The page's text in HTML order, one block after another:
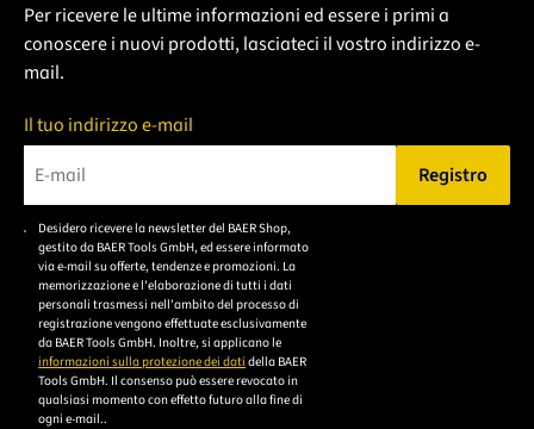
Per ricevere le ultime informazioni ed essere i primi a
conoscere i nuovi prodotti, lasciateci il vostro indirizzo e-
mail.
Il tuo indirizzo e-mail
Bitte geben Sie eine gültige E-Mail-Adresse ein.
Registro
Desidero ricevere la newsletter del BAER Shop,
gestito da BAER Tools GmbH, ed essere informato
via e-mail su offerte, tendenze e promozioni. La
memorizzazione e l'elaborazione di tutti i dati
personali trasmessi nell'ambito del processo di
registrazione vengono effettuate esclusivamente
da BAER Tools GmbH. Inoltre, si applicano le
informazioni sulla protezione dei dati della BAER
Tools GmbH. Il consenso può essere revocato in
qualsiasi momento con effetto futuro alla fine di
ogni e-mail..